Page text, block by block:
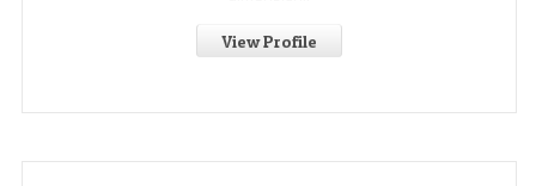
View Profile